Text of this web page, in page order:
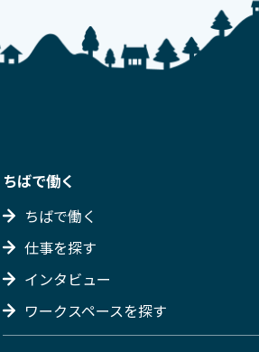
ちばで働く
ちばで働く
仕事を探す
インタビュー
ワークスペースを探す